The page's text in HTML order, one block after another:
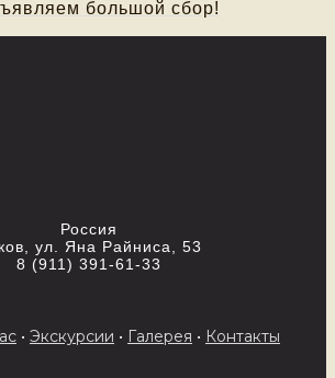
большой сбор!
Россия
ул. Яна Райниса, 53
8 (911) 391-61-33
• Экскурсии • Галерея • Контакты